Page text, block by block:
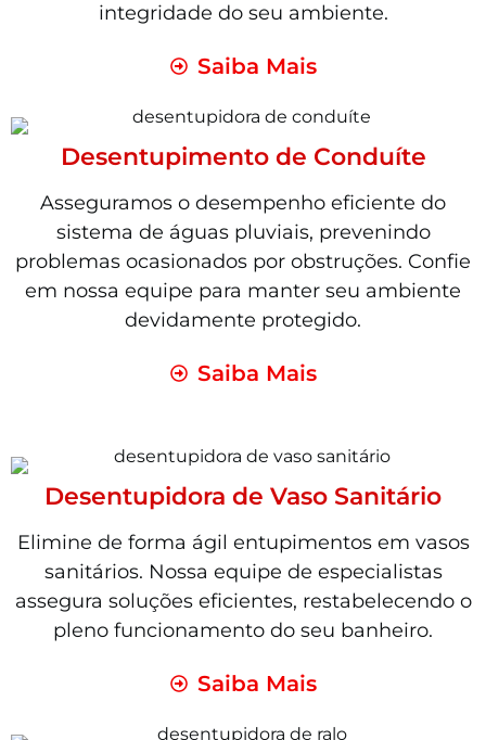
integridade do seu ambiente.
Saiba Mais
Desentupimento de Conduíte
Asseguramos o desempenho eficiente do
sistema de águas pluviais, prevenindo
problemas ocasionados por obstruções. Confie
em nossa equipe para manter seu ambiente
devidamente protegido.
Saiba Mais
Desentupidora de Vaso Sanitário
Elimine de forma ágil entupimentos em vasos
sanitários. Nossa equipe de especialistas
assegura soluções eficientes, restabelecendo o
pleno funcionamento do seu banheiro.
Saiba Mais